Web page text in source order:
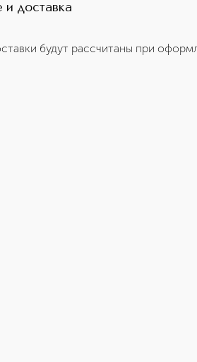
и доставка
будут рассчитаны при